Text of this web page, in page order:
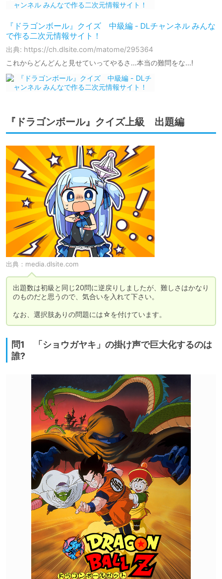
『ドラゴンボール』クイズ 中級編 - DLチャンネル みんな
で作る二次元情報サイト！
出典: https://ch.dlsite.com/matome/295364
これからどんどんと見せていってやるさ…本当の難問をな…!
『ドラゴンボール』クイズ上級 出題編
出典： media.dlsite.com
出題数は初級と同じ20問に逆戻りしましたが、難しさはかなり
のものだと思うので、気合いを入れて下さい。
なお、選択肢ありの問題には☆を付けています。
問1 「ショウガヤキ」の掛け声で巨大化するのは
誰?